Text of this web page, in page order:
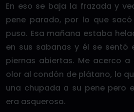
En eso se baja la frazada y
pene parado, por lo que
puso. Esa mañana estaba
en sus sabanas y él se sentó
piernas abiertas. Me acerco
olor al condón de plátano, lo
una chupada a su pene pero
era asqueroso.